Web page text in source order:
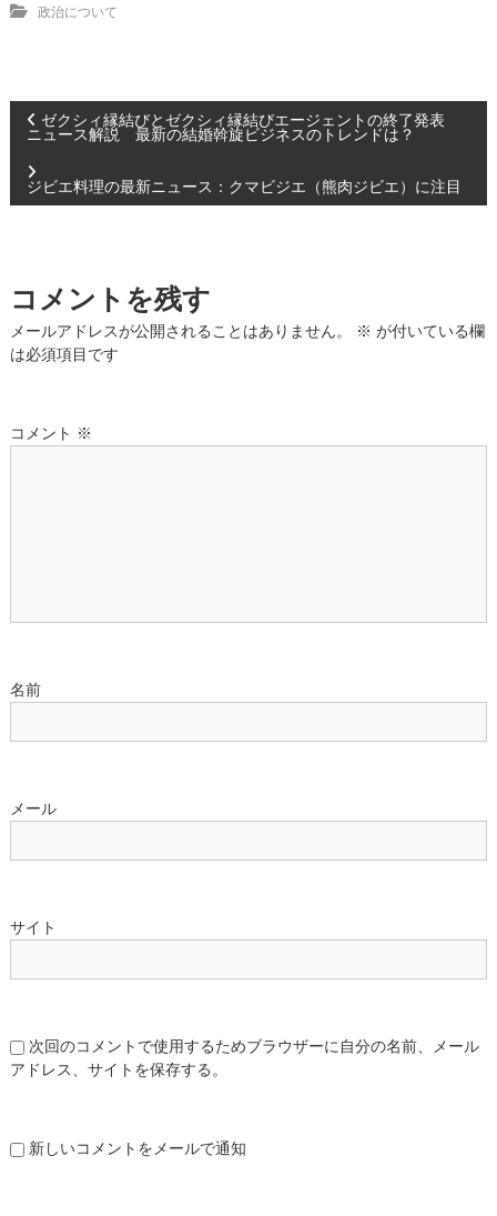
政治について
投
稿
ゲ
ー
シ
ゼクシィ縁結びとゼクシィ縁結びエージェントの終了発表
ニュース解説 最新の結婚斡旋ビジネスのトレンドは？
ジビエ料理の最新ニュース：クマビジエ（熊肉ジビエ）に注目
コメントを残す
メールアドレスが公開されることはありません。 ※ が付いている欄
は必須項目です
コメント ※
名前
メール
サイト
次回のコメントで使用するためブラウザーに自分の名前、メール
アドレス、サイトを保存する。
新しいコメントをメールで通知